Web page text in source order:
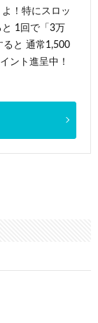
！特にスロッ
と 1回で「3万
ると 通常1,500
ント進呈中！